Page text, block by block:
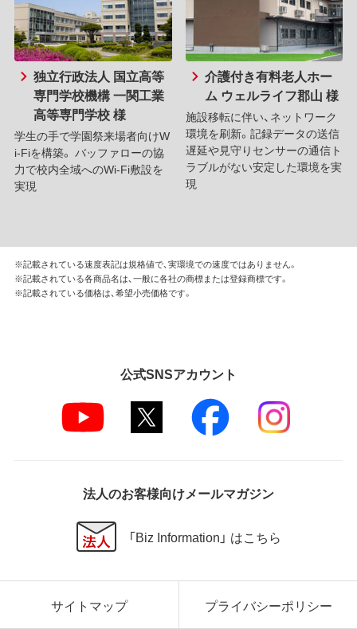
独立行政法人 国立高等
専門学校機構 一関工業
高等専門学校 様
学生の手で学園祭来場者向けW
i-Fiを構築。 バッファローの協
力で校内全域へのWi-Fi敷設を
実現
介護付き有料老人ホー
ム ウェルライフ郡山 様
施設移転に伴い、ネットワーク
環境を刷新。記録データの送信
遅延や見守りセンサーの通信ト
ラブルがない安定した環境を実
現
※記載されている速度表記は規格値で、実環境での速度ではありません。
※記載されている各商品名は、一般に各社の商標または登録商標です。
※記載されている価格は、希望小売価格です。
公式SNSアカウント
法人のお客様向けメールマガジン
「Biz Information」 はこちら
サイトマップ プライバシーポリシー